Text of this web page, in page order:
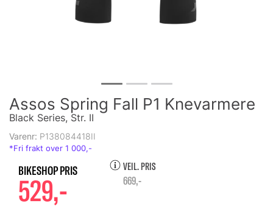
Assos Spring Fall P1 Knevarmere
Black Series, Str. II
Varenr: P138084418II
529,-
VEIL. PRIS
669,-